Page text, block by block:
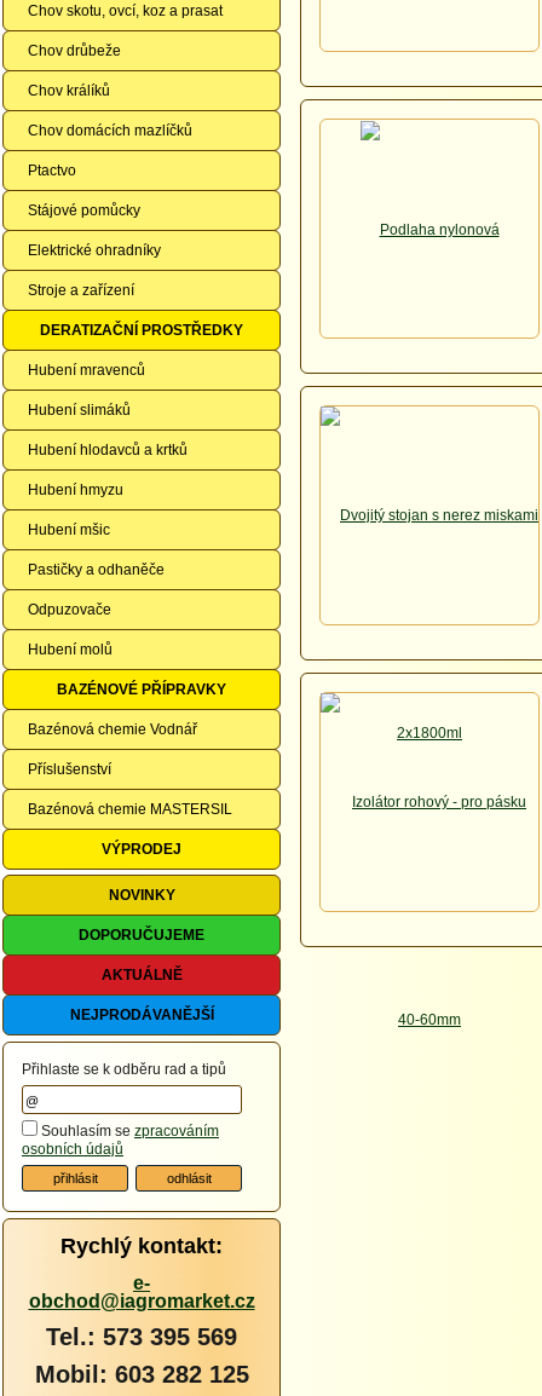
Chov skotu, ovcí, koz a prasat
Chov drůbeže
Chov králíků
Chov domácích mazlíčků
Ptactvo
Stájové pomůcky
Elektrické ohradníky
Stroje a zařízení
DERATIZAČNÍ PROSTŘEDKY
Hubení mravenců
Hubení slimáků
Hubení hlodavců a krtků
Hubení hmyzu
Hubení mšic
Pastičky a odhaněče
Odpuzovače
Hubení molů
BAZÉNOVÉ PŘÍPRAVKY
Bazénová chemie Vodnář
Příslušenství
Bazénová chemie MASTERSIL
VÝPRODEJ
NOVINKY
DOPORUČUJEME
AKTUÁLNĚ
NEJPRODÁVANĚJŠÍ
Přihlaste se k odběru rad a tipů
Souhlasím se zpracováním
osobních údajů
Rychlý kontakt:
e-
obchod@iagromarket.cz
Tel.: 573 395 569
Mobil: 603 282 125